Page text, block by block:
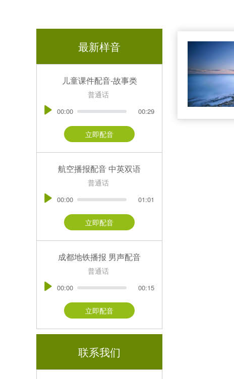
最新样音
儿童课件配音-故事类
普通话
00:00 00:29
立即配音
航空播报配音 中英双语
普通话
00:00 01:01
立即配音
成都地铁播报 男声配音
普通话
00:00 00:15
立即配音
联系我们